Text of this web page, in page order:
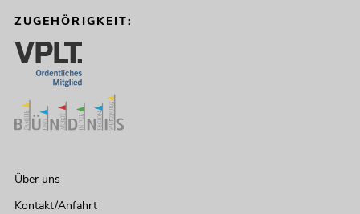
ZUGEHÖRIGKEIT:
Über uns
Kontakt/Anfahrt